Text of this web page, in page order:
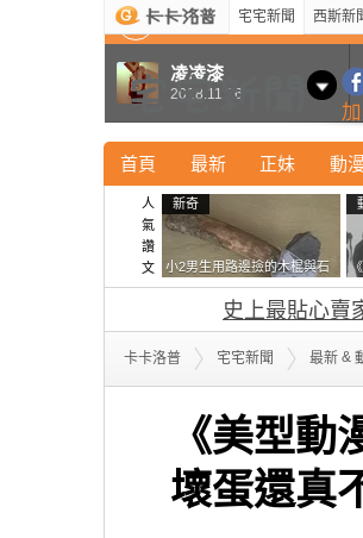
宅宅新聞 西斯新
首頁 最新 正妹 動漫
人
氣
讚
文
新奇
小2男生用路邊撿的木棍與石
頭做成了《石斧》馬麻打開書
包嚇一跳怎麼會有這種東
西！？
史上最貼心賣
卡卡洛普 宅宅新聞 最新 &
《美型
壞蛋還真
最新 新奇 正妹 寵
凌凌漆
2018.11.16